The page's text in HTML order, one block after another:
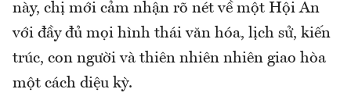
này, chị mới cảm nhận rõ nét về một Hội An
với đầy đủ mọi hình thái văn hóa, lịch sử, kiến
trúc, con người và thiên nhiên nhiên giao hòa
một cách diệu kỳ.